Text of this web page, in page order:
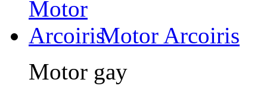
Motor Arcoiris
Motor gay